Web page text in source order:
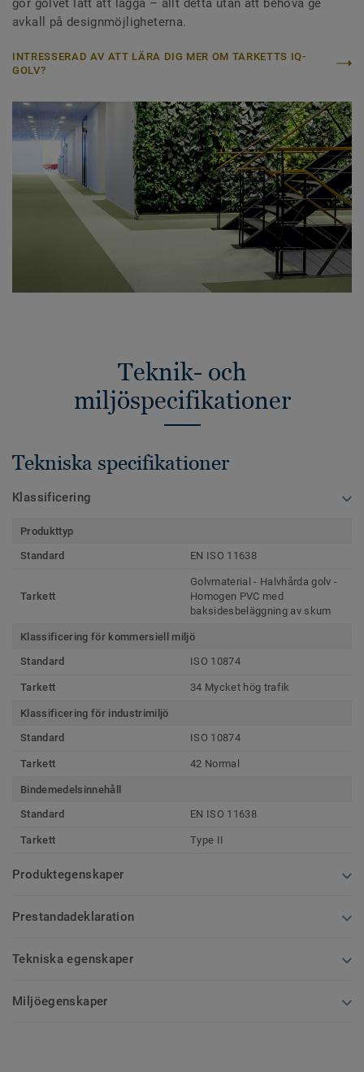
gör golvet lätt att lägga – allt detta utan att behöva ge
avkall på designmöjligheterna.
INTRESSERAD AV ATT LÄRA DIG MER OM TARKETTS IQ-
GOLV?
Teknik- och
miljöspecifikationer
Tekniska specifikationer
Klassificering
Produkttyp
Standard
EN ISO 11638
Tarkett
Golvmaterial - Halvhårda golv -
Homogen PVC med
baksidesbeläggning av skum
Klassificering för kommersiell miljö
Standard
ISO 10874
Tarkett 34 Mycket hög trafik
Klassificering för industrimiljö
Standard
ISO 10874
Tarkett 42 Normal
Bindemedelsinnehåll
Standard
EN ISO 11638
Tarkett Type II
Produktegenskaper
Prestandadeklaration
Tekniska egenskaper
Miljöegenskaper